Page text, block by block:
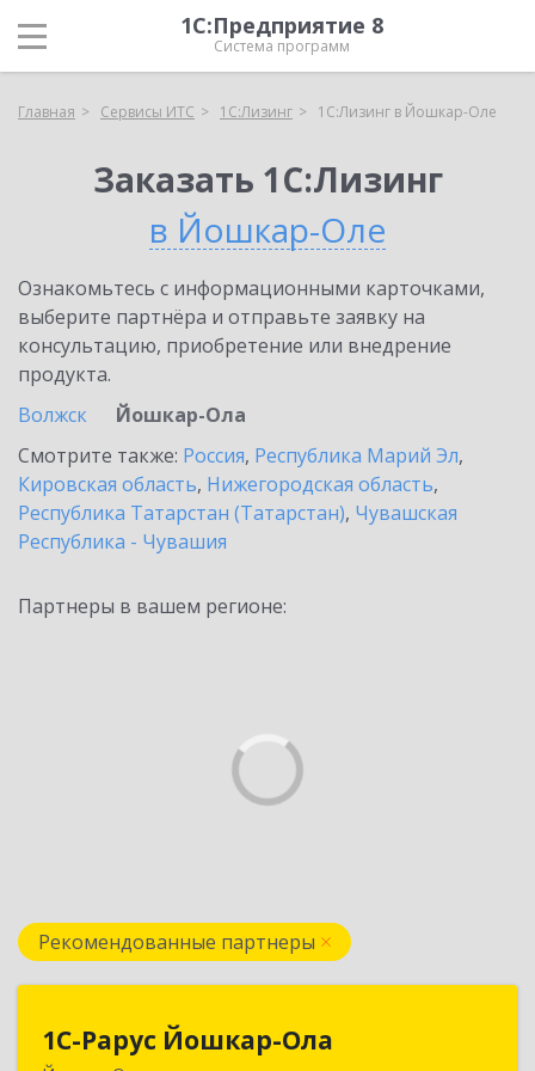
1С:Предприятие 8
Система программ
Главная Сервисы ИТС 1С:Лизинг 1С:Лизинг в Йошкар-Оле
Заказать 1С:Лизинг
в Йошкар-Оле
Ознакомьтесь с информационными карточками,
выберите партнёра и отправьте заявку на
консультацию, приобретение или внедрение
продукта.
Волжск
Йошкар-Ола
Смотрите также: Россия, Республика Марий Эл,
Кировская область, Нижегородская область,
Республика Татарстан (Татарстан), Чувашская
Республика - Чувашия
Партнеры в вашем регионе:
Рекомендованные партнеры
1С-Рарус Йошкар-Ола